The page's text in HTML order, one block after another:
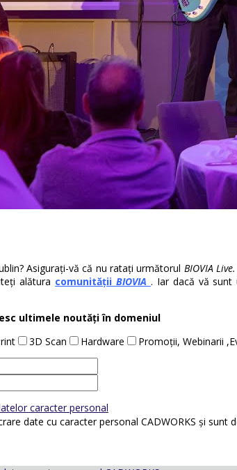
Asigurați-vă că nu ratați următorul BIOVIA Live.
alătura comunitățiiBIOVIA . Iar dacă vă sunt
ultimele noutăți în domeniul
3D Scan Hardware Promoții, Webinarii
caracter personal
date cu caracter personal CADWORKS și sunt